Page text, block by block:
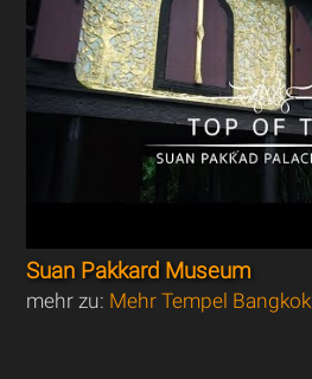
Suan Pakkard Museum
mehr zu: Mehr Tempel Bangkok